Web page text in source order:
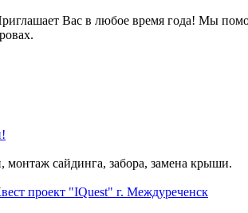
Вас в любое время года! Мы
монтаж сайдинга, забора, замена крыши.
проект "IQuest" г. Междуреченск